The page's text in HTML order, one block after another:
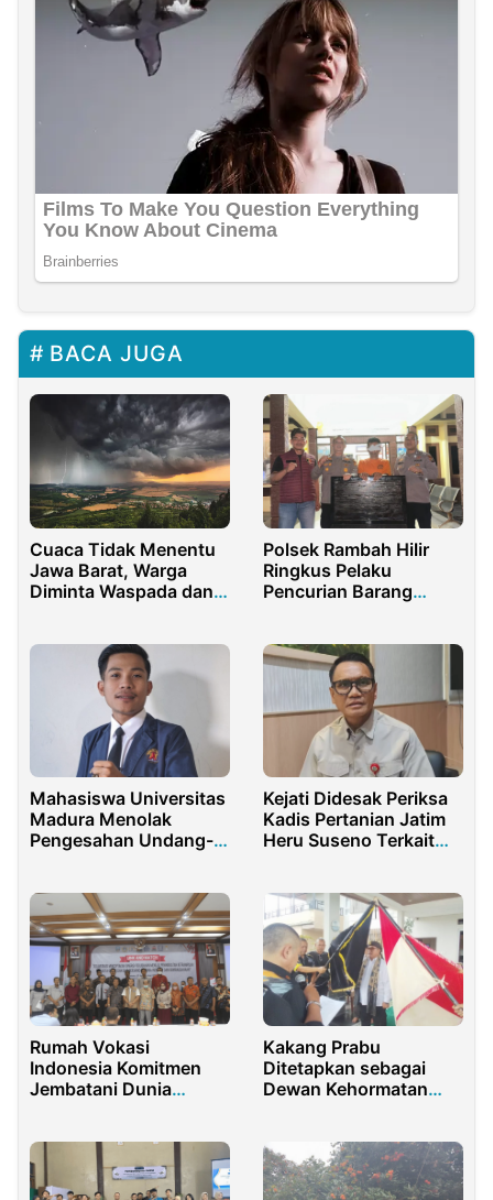
BACA JUGA
Cuaca Tidak Menentu
Jawa Barat, Warga
Diminta Waspada dan
Polsek Rambah Hilir
Ringkus Pelaku
Pencurian Barang
Mahasiswa Universitas
Madura Menolak
Pengesahan Undang-
Kejati Didesak Periksa
Kadis Pertanian Jatim
Heru Suseno Terkait
Rumah Vokasi
Indonesia Komitmen
Jembatani Dunia
Kakang Prabu
Ditetapkan sebagai
Dewan Kehormatan